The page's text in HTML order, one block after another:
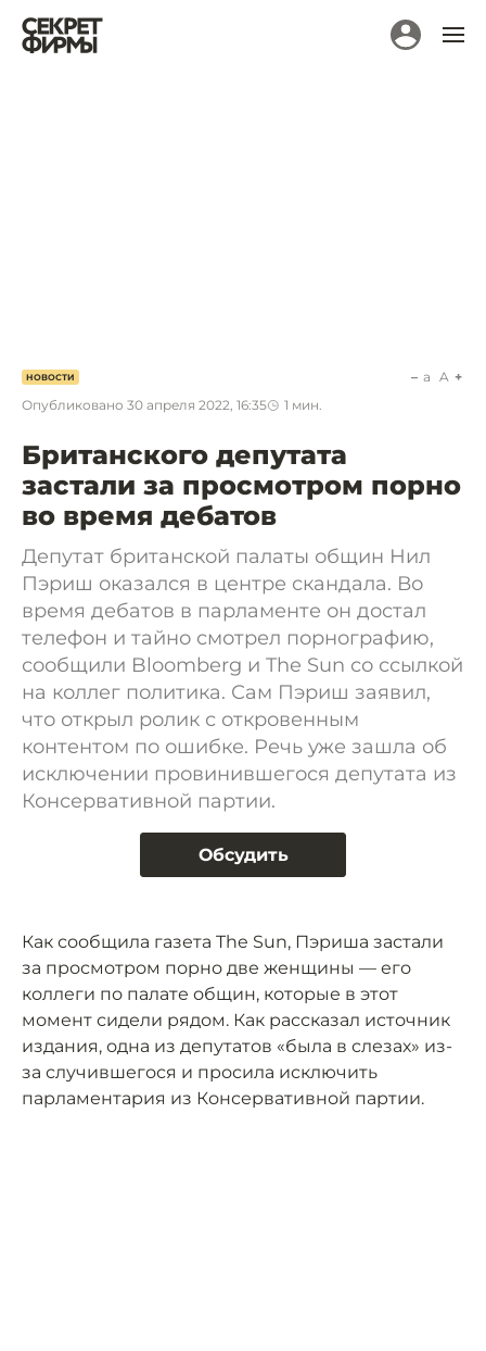
НОВОСТИ
Опубликовано 30 апреля 2022, 16:35 1 мин.
a A
Британского депутата
застали за просмотром порно
во время дебатов
Депутат британской палаты общин Нил
Пэриш оказался в центре скандала. Во
время дебатов в парламенте он достал
телефон и тайно смотрел порнографию,
сообщили Bloomberg и The Sun со ссылкой
на коллег политика. Сам Пэриш заявил,
что открыл ролик с откровенным
контентом по ошибке. Речь уже зашла об
исключении провинившегося депутата из
Консервативной партии.
Обсудить
Как сообщила газета The Sun, Пэриша застали
за просмотром порно две женщины — его
коллеги по палате общин, которые в этот
момент сидели рядом. Как рассказал источник
издания, одна из депутатов «была в слезах» из-
за случившегося и просила исключить
парламентария из Консервативной партии.